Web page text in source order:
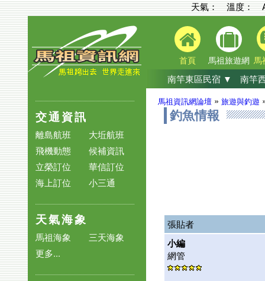
天氣： 溫度：
首頁 馬祖旅遊網 馬
南竿東區民宿 ▼ 南竿
交通資訊
離島航班
大坵航班
飛機動態
候補資訊
立榮訂位
華信訂位
海上訂位
小三通
天氣海象
馬祖海象
三天海象
更多...
馬祖資訊網論壇 » 旅遊與釣遊
釣魚情報
張貼者
小編
網管